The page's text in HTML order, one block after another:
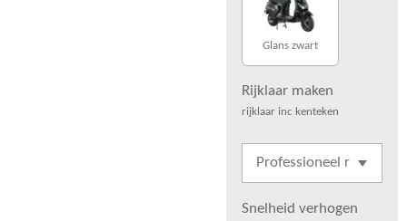
Glans zwart
Rijklaar maken
rijklaar inc kenteken
Snelheid verhogen